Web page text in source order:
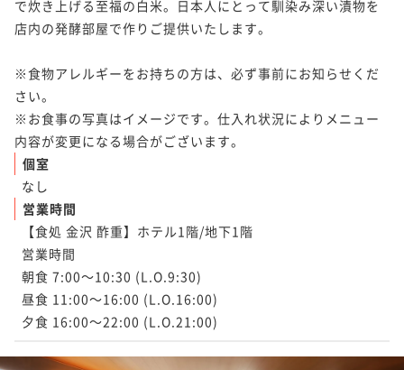
で炊き上げる至福の白米。日本人にとって馴染み深い漬物を
店内の発酵部屋で作りご提供いたします。
※食物アレルギーをお持ちの方は、必ず事前にお知らせくだ
さい。
※お食事の写真はイメージです。仕入れ状況によりメニュー
個室
なし
営業時間
【食処 金沢 酢重】ホテル1階/地下1階
営業時間
朝食 7:00～10:30 (L.O.9:30)
昼食 11:00～16:00 (L.O.16:00)
夕食 16:00～22:00 (L.O.21:00)